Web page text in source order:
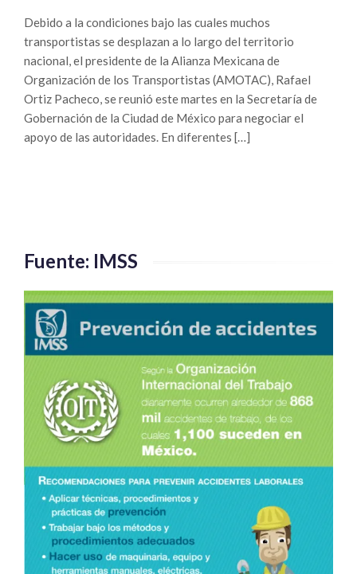
Debido a la condiciones bajo las cuales muchos
transportistas se desplazan a lo largo del territorio
nacional, el presidente de la Alianza Mexicana de
Organización de los Transportistas (AMOTAC), Rafael
Ortiz Pacheco, se reunió este martes en la Secretaría de
Gobernación de la Ciudad de México para negociar el
apoyo de las autoridades. En diferentes […]
Fuente: IMSS